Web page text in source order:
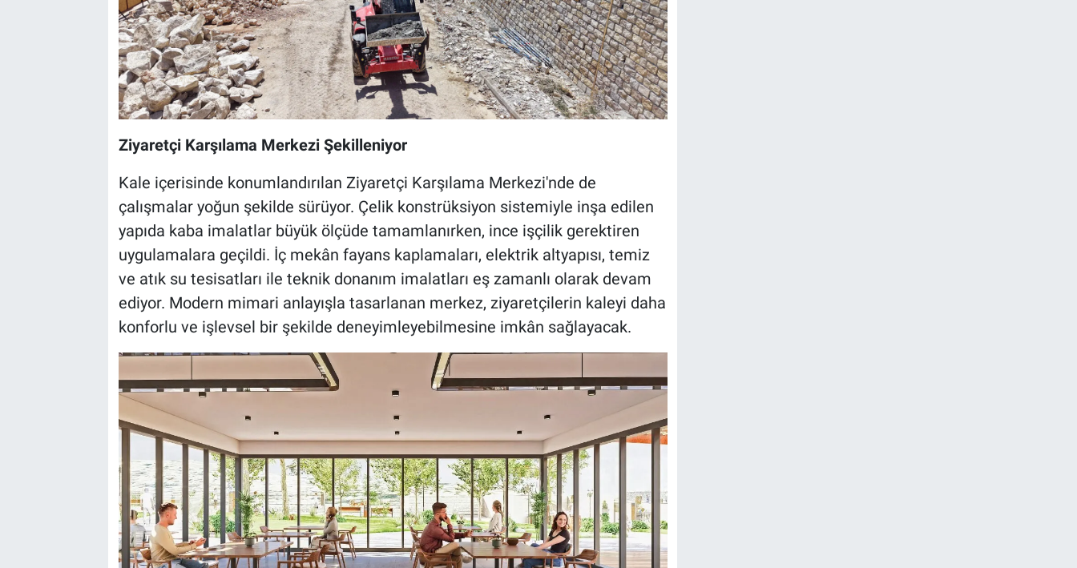
Ziyaretçi Karşılama Merkezi Şekilleniyor
Kale içerisinde konumlandırılan Ziyaretçi Karşılama Merkezi'nde de
çalışmalar yoğun şekilde sürüyor. Çelik konstrüksiyon sistemiyle inşa edilen
yapıda kaba imalatlar büyük ölçüde tamamlanırken, ince işçilik gerektiren
uygulamalara geçildi. İç mekân fayans kaplamaları, elektrik altyapısı, temiz
ve atık su tesisatları ile teknik donanım imalatları eş zamanlı olarak devam
ediyor. Modern mimari anlayışla tasarlanan merkez, ziyaretçilerin kaleyi daha
konforlu ve işlevsel bir şekilde deneyimleyebilmesine imkân sağlayacak.